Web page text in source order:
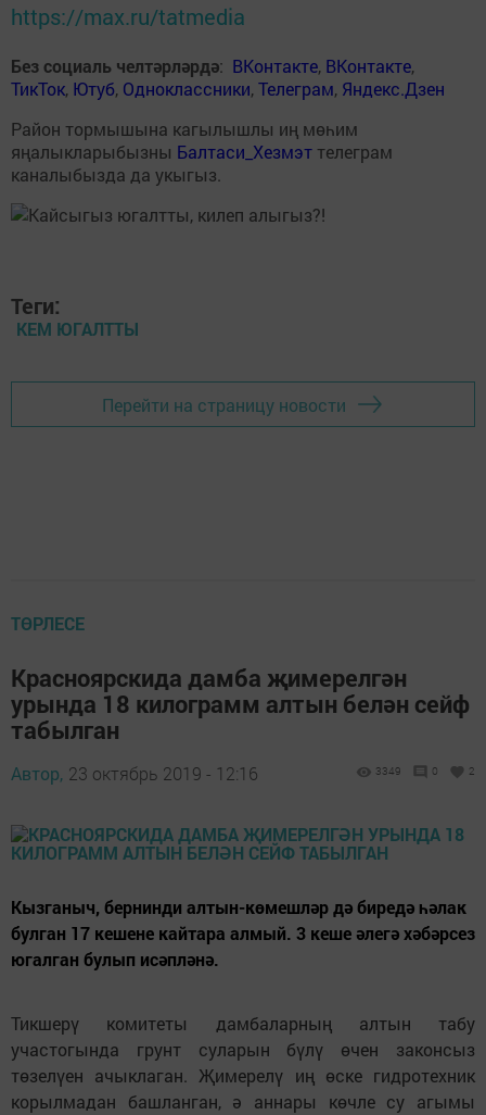
https://max.ru/tatmedia
Без социаль челтәрләрдә: ВКонтакте, ВКонтакте,
ТикТок, Ютуб, Одноклассники,Телеграм, Яндекс.Дзен
Район тормышына кагылышлы иң мөһим
яңалыкларыбызны Балтаси_Хезмэт телеграм
каналыбызда да укыгыз.
Теги:
КЕМ ЮГАЛТТЫ
Перейти на страницу новости
ТӨРЛЕСЕ
Красноярскида дамба җимерелгән
урында 18 килограмм алтын белән сейф
табылган
Автор, 23 октябрь 2019 - 12:16 3349 0 2
Кызганыч, бернинди алтын-көмешләр дә биредә һәлак
булган 17 кешене кайтара алмый. 3 кеше әлегә хәбәрсез
югалган булып исәпләнә.
Тикшерү комитеты дамбаларның алтын табу
участогында грунт суларын бүлү өчен законсыз
төзелүен ачыклаган. Җимерелү иң өске гидротехник
корылмадан башланган, ә аннары көчле су агымы